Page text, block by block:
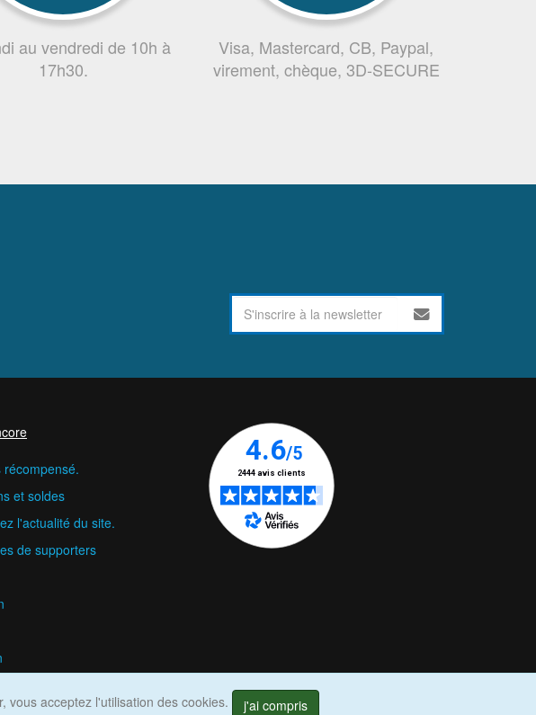
au vendredi de 10h à
17h30.
Visa, Mastercard, CB, Paypal,
virement, chèque, 3D-SECURE
récompensé.
et soldes
l'actualité du site.
de supporters
vous acceptez l'utilisation des cookies.
j'ai compris